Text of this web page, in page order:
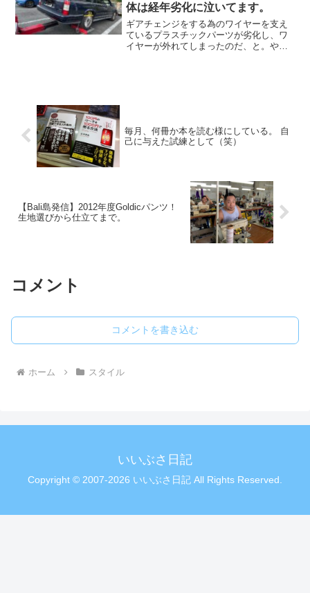
体は経年劣化に泣いてます。
ギアチェンジをする為のワイヤーを支え
ているプラスチックパーツが劣化し、ワ
イヤーが外れてしまったのだ、と。やっ
毎月、何冊か本を読む様にしている。 自
己に与えた試練として（笑）
【Bali島発信】2012年度Goldicパンツ！
生地選びから仕立てまで。
コメント
コメントを書き込む
ホーム スタイル
いいぶさ日記
Copyright © 2007-2026 いいぶさ日記 All Rights Reserved.